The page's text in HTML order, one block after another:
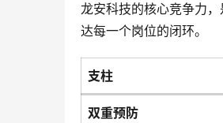
龙安科技的核心竞争力
达每一个岗位的闭环。
支柱
双重预防